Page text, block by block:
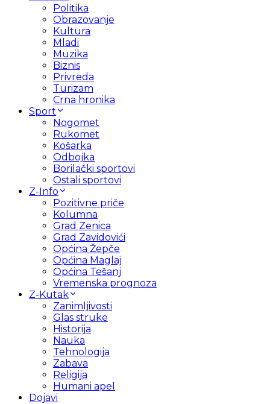
Politika
Obrazovanje
Kultura
Mladi
Muzika
Biznis
Privreda
Turizam
Crna hronika
Sport
Nogomet
Rukomet
Košarka
Odbojka
Borilački sportovi
Ostali sportovi
Z-Info
Pozitivne priče
Kolumna
Grad Zenica
Grad Zavidovići
Općina Žepče
Općina Maglaj
Općina Tešanj
Vremenska prognoza
Z-Kutak
Zanimljivosti
Glas struke
Historija
Nauka
Tehnologija
Zabava
Religija
Humani apel
Dojavi